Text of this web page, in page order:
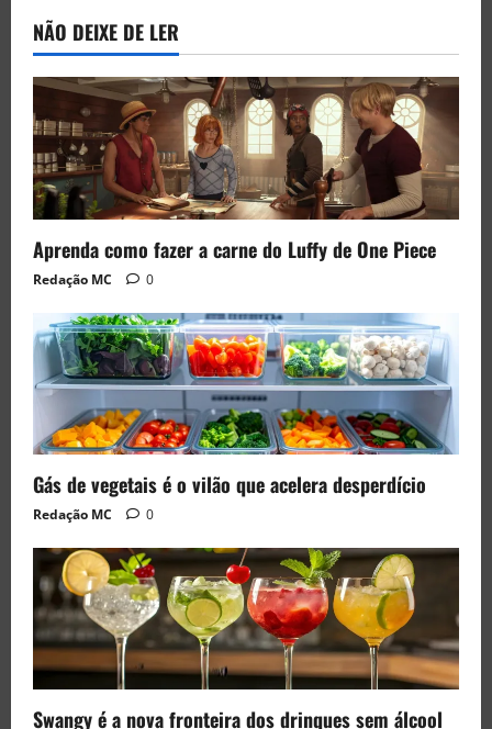
NÃO DEIXE DE LER
Aprenda como fazer a carne do Luffy de One Piece
Redação MC 0
Gás de vegetais é o vilão que acelera desperdício
Redação MC 0
Swangy é a nova fronteira dos drinques sem álcool